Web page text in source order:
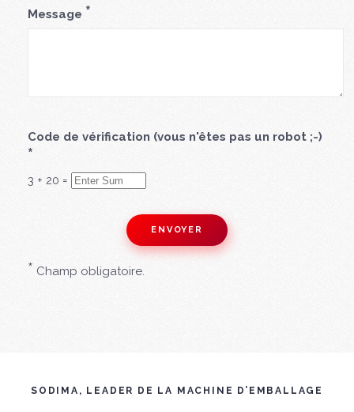
Message *
Code de vérification (vous n'êtes pas un robot ;-)
*
3 + 20 =
* Champ obligatoire.
SODIMA, LEADER DE LA MACHINE D’EMBALLAGE